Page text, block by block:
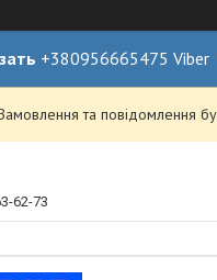
+380956665475 Viber
та повідомлення
62-73